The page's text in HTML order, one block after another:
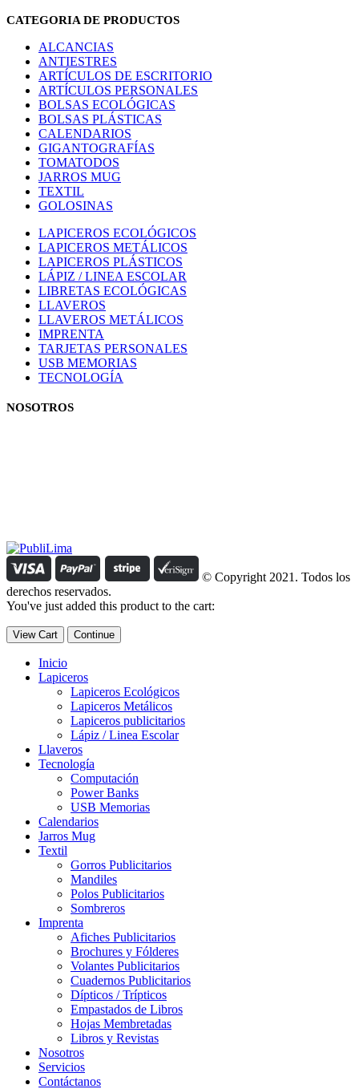
CATEGORIA DE PRODUCTOS
ALCANCIAS
ANTIESTRES
ARTÍCULOS DE ESCRITORIO
ARTÍCULOS PERSONALES
BOLSAS ECOLÓGICAS
BOLSAS PLÁSTICAS
CALENDARIOS
GIGANTOGRAFÍAS
TOMATODOS
JARROS MUG
TEXTIL
GOLOSINAS
LAPICEROS ECOLÓGICOS
LAPICEROS METÁLICOS
LAPICEROS PLÁSTICOS
LÁPIZ / LINEA ESCOLAR
LIBRETAS ECOLÓGICAS
LLAVEROS
LLAVEROS METÁLICOS
IMPRENTA
TARJETAS PERSONALES
USB MEMORIAS
TECNOLOGÍA
NOSOTROS
© Copyright 2021. Todos los
derechos reservados.
You've just added this product to the cart:
View Cart Continue
Inicio
Lapiceros
Lapiceros Ecológicos
Lapiceros Metálicos
Lapiceros publicitarios
Lápiz / Linea Escolar
Llaveros
Tecnología
Computación
Power Banks
USB Memorias
Calendarios
Jarros Mug
Textil
Gorros Publicitarios
Mandiles
Polos Publicitarios
Sombreros
Imprenta
Afiches Publicitarios
Brochures y Fólderes
Volantes Publicitarios
Cuadernos Publicitarios
Dípticos / Trípticos
Empastados de Libros
Hojas Membretadas
Libros y Revistas
Nosotros
Servicios
Contáctanos